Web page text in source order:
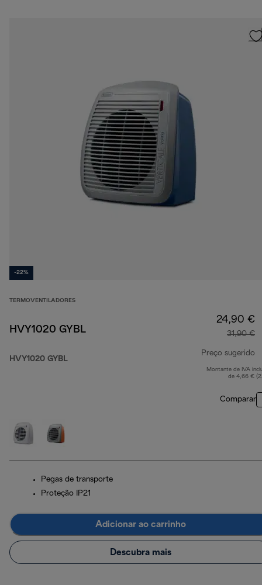
-22%
TERMOVENTILADORES
HVY1020 GYBL
HVY1020 GYBL
24,90 €
31,90 €
Preço sugerido
Montante de IVA
de 4,66 €
Comparar
Pegas de transporte
Proteção IP21
Adicionar ao carrinho
Descubra mais